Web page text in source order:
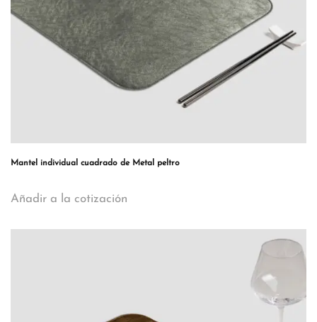
Mantel individual cuadrado de Metal peltro
Añadir a la cotización